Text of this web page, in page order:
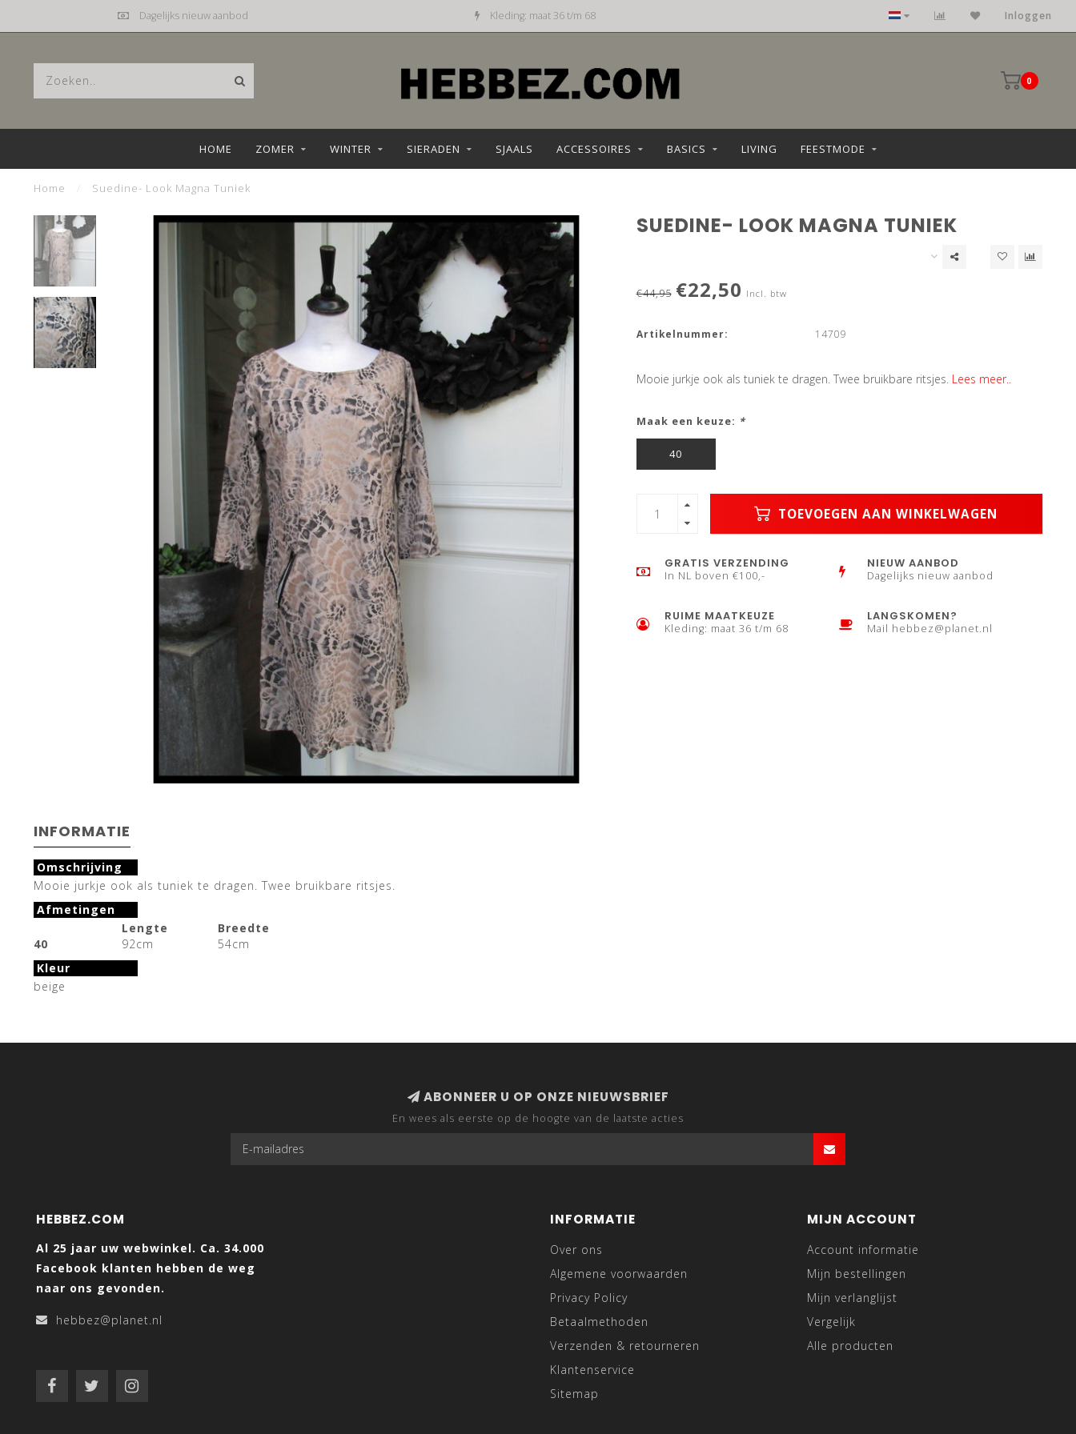
Dagelijks nieuw aanbod Kleding: maat 36 t/m 68 Inloggen
0
HOME ZOMER WINTER SIERADEN SJAALS ACCESSOIRES BASICS LIVING FEESTMODE
Home Suedine- Look Magna Tuniek
SUEDINE- LOOK MAGNA TUNIEK
€44,95 €22,50 Incl. btw
Artikelnummer: 14709
Mooie jurkje ook als tuniek te dragen. Twee bruikbare ritsjes. Lees meer..
Maak een keuze: *
40
TOEVOEGEN AAN WINKELWAGEN
GRATIS VERZENDING
In NL boven €100,-
NIEUW AANBOD
Dagelijks nieuw aanbod
RUIME MAATKEUZE
Kleding: maat 36 t/m 68
LANGSKOMEN?
Mail hebbez@planet.nl
INFORMATIE
Omschrijving
Mooie jurkje ook als tuniek te dragen. Twee bruikbare ritsjes.
Afmetingen
Lengte
Breedte
40
92cm
54cm
Kleur
beige
ABONNEER U OP ONZE NIEUWSBRIEF
En wees als eerste op de hoogte van de laatste acties
HEBBEZ.COM
Al 25 jaar uw webwinkel. Ca. 34.000
Facebook klanten hebben de weg
naar ons gevonden.
hebbez@planet.nl
INFORMATIE
Over ons
Algemene voorwaarden
Privacy Policy
Betaalmethoden
Verzenden & retourneren
Klantenservice
Sitemap
MIJN ACCOUNT
Account informatie
Mijn bestellingen
Mijn verlanglijst
Vergelijk
Alle producten